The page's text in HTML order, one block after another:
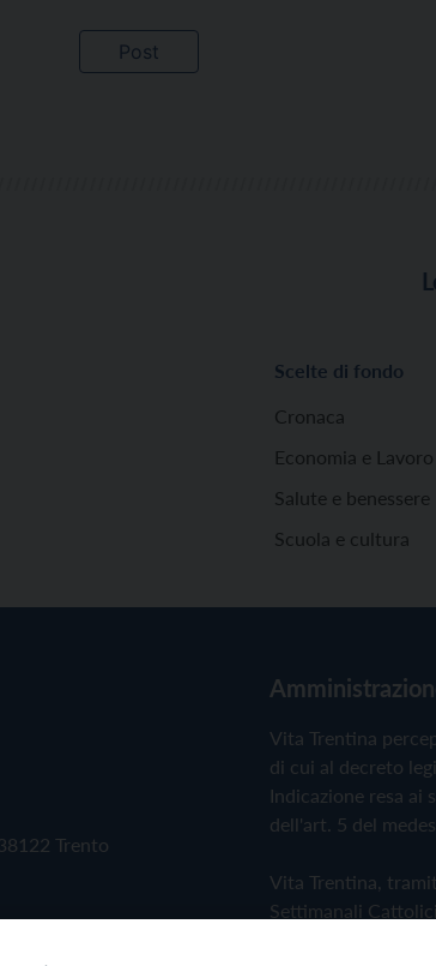
Scelte di fondo
Cronaca
Economia e Lavoro
Salute e benessere
Scuola e cultura
Trento
Vita Trentina
di cui al decreto
Indicazione resa ai
dell'art. 5 del
Vita Trentina,
Settimanali